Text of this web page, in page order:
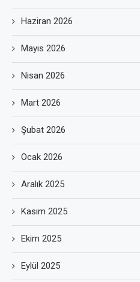
Haziran 2026
Mayıs 2026
Nisan 2026
Mart 2026
Şubat 2026
Ocak 2026
Aralık 2025
Kasım 2025
Ekim 2025
Eylül 2025